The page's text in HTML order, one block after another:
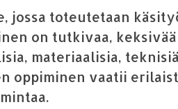
jossa toteutetaan
on tutkivaa,
materiaalisia,
oppiminen vaatii